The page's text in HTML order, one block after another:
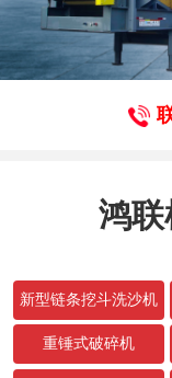
鸿
新型链条挖斗洗沙机
重锤式破碎机